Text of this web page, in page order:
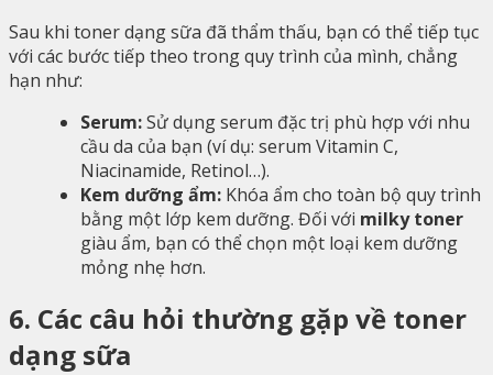
Sau khi toner dạng sữa đã thẩm thấu, bạn có thể tiếp tục
với các bước tiếp theo trong quy trình của mình, chẳng
hạn như:
Serum:Sử dụng serum đặc trị phù hợp với nhu
cầu da của bạn (ví dụ: serum Vitamin C,
Niacinamide, Retinol…).
Kem dưỡng ẩm: Khóa ẩm cho toàn bộ quy trình
bằng một lớp kem dưỡng. Đối với milky toner
giàu ẩm, bạn có thể chọn một loại kem dưỡng
mỏng nhẹ hơn.
6. Các câu hỏi thường gặp về toner
dạng sữa